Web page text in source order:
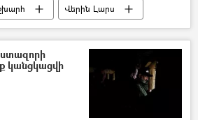
Վերին Լարս
Հանրապետություն
կանցկացվի